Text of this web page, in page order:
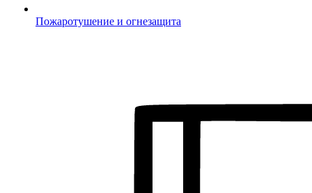
Пожаротушение и огнезащита